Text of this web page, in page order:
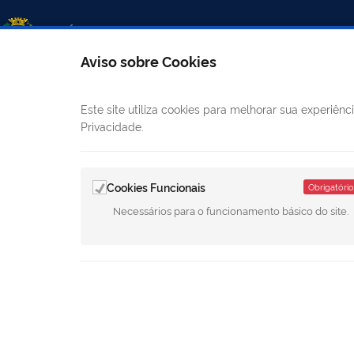
Câmara Municipal
CANAIS
Ouvidoria
Aviso sobre Cookies
Este site utiliza cookies para melhorar sua
Privacidade.
Cookies Funcionais Obrigatório
Necessários para o funcionamento básico do site.